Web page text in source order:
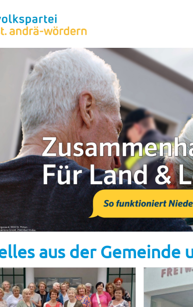
aus der Gemeinde